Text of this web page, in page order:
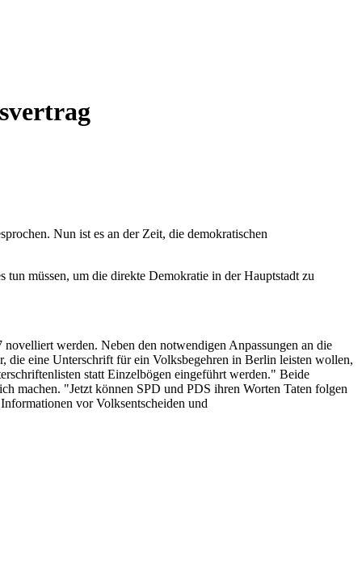
Nun ist es an der Zeit, die demokratischen
müssen, um die direkte Demokratie in der Hauptstadt zu
werden. Neben den notwendigen Anpassungen an die
die eine Unterschrift für ein Volksbegehren in Berlin leisten wollen,
statt Einzelbögen eingeführt werden." Beide
machen. "Jetzt können SPD und PDS ihren Worten Taten folgen
vor Volksentscheiden und